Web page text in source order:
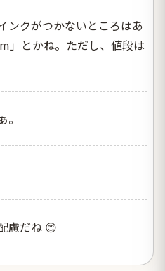
ンクがつかないところはあ
」とかね。ただし、値段は
慮だね 😊